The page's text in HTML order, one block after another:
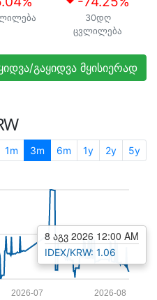
30დღ
ცვლილება
გაყიდვა მყისიერად
1m 3m 6m 1y 2y 5y
2026-08
2026-07
8 აგვ 2026 12:00 AM
IDEX/KRW: 1.06